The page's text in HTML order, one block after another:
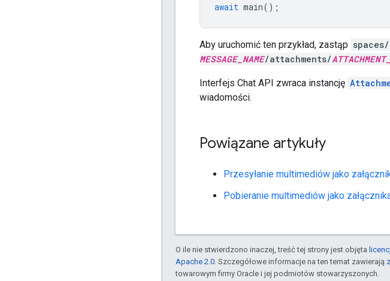
await main();
Aby uruchomić ten przykład, zastąp spaces/
MESSAGE_NAME/attachments/
Interfejs Chat API zwraca instancję
wiadomości.
Powiązane artykuły
Przesyłanie multimediów jako
Pobieranie multimediów jako
O ile nie stwierdzono inaczej, treść tej strony jest objęta
Apache 2.0 . Szczegółowe informacje na ten temat zawierają
towarowym firmy Oracle i jej podmiotów stowarzyszonych.